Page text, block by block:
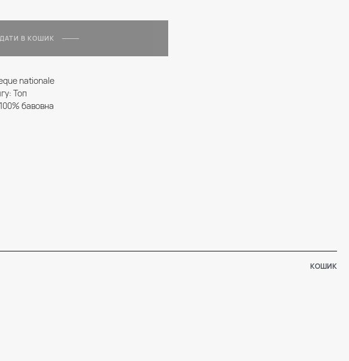
В КОШИК
nationale
Топ
бавовна
КОШИК